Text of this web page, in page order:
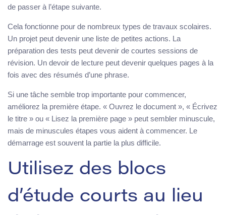
de passer à l’étape suivante.
Cela fonctionne pour de nombreux types de travaux scolaires.
Un projet peut devenir une liste de petites actions. La
préparation des tests peut devenir de courtes sessions de
révision. Un devoir de lecture peut devenir quelques pages à la
fois avec des résumés d’une phrase.
Si une tâche semble trop importante pour commencer,
améliorez la première étape. « Ouvrez le document », « Écrivez
le titre » ou « Lisez la première page » peut sembler minuscule,
mais de minuscules étapes vous aident à commencer. Le
démarrage est souvent la partie la plus difficile.
Utilisez des blocs
d’étude courts au lieu